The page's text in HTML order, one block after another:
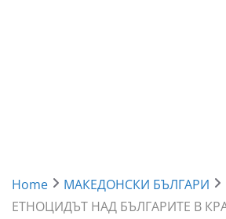
Home
МАКЕДОНСКИ БЪЛГАРИ
ЕТНОЦИДЪТ НАД БЪЛГАРИТЕ В